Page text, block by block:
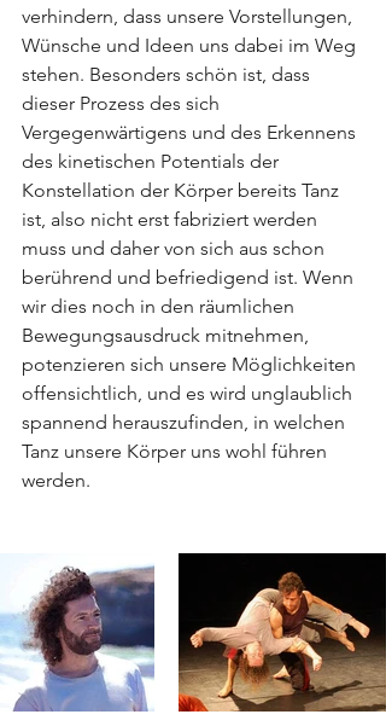
verhindern, dass unsere Vorstellungen,
Wünsche und Ideen uns dabei im Weg
stehen. Besonders schön ist, dass
dieser Prozess des sich
Vergegenwärtigens und des Erkennens
des kinetischen Potentials der
Konstellation der Körper bereits Tanz
ist, also nicht erst fabriziert werden
muss und daher von sich aus schon
berührend und befriedigend ist. Wenn
wir dies noch in den räumlichen
Bewegungsausdruck mitnehmen,
potenzieren sich unsere Möglichkeiten
offensichtlich, und es wird unglaublich
spannend herauszufinden, in welchen
Tanz unsere Körper uns wohl führen
werden.